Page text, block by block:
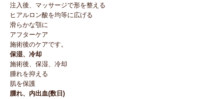
注入後、マッサージで形を整える
ヒアルロン酸を均等に広げる
滑らかな顎に
アフターケア
施術後のケアです。
保湿、冷却
施術後、保湿、冷却
腫れを抑える
肌を保護
腫れ、内出血(数日)